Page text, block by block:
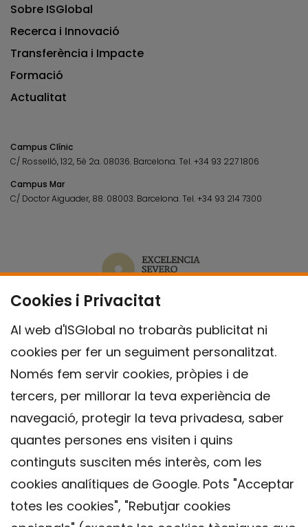
Cookies i Privacitat
Al web d'ISGlobal no trobaràs publicitat ni
cookies per fer un seguiment personalitzat.
Només fem servir cookies, pròpies i de
tercers, per millorar la teva experiència de
navegació, protegir la teva privadesa, saber
quantes persones ens visiten i quins
continguts susciten més interès, com les
cookies analítiques de Google. Pots "Acceptar
totes les cookies", "Rebutjar cookies
Sobre ISGlobal
Recerca i Innovació
Transferència i Impacte
Formació
Actualitat
Campus Clínic
C/ Rosselló, 132, 5è 2a. 08036. Barcelona.Tel.+34 93 227 1806
Campus Mar
C/ Doctor Aiguader, 88. 08003. Barcelona.Tel.+34 93 214 7300